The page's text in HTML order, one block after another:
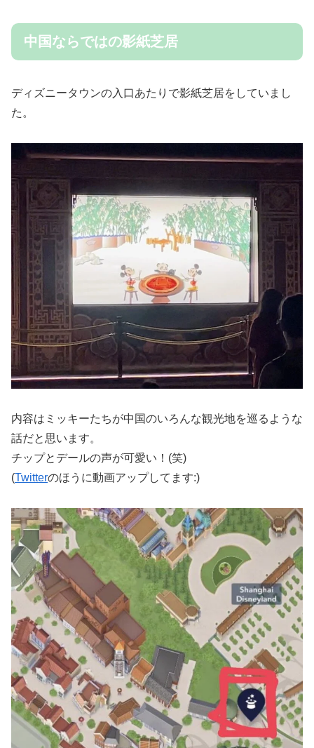
中国ならではの影紙芝居
ディズニータウンの入口あたりで影紙芝居をしていまし
た。
内容はミッキーたちが中国のいろんな観光地を巡るような
話だと思います。
チップとデールの声が可愛い！(笑)
(Twitterのほうに動画アップしてます:)